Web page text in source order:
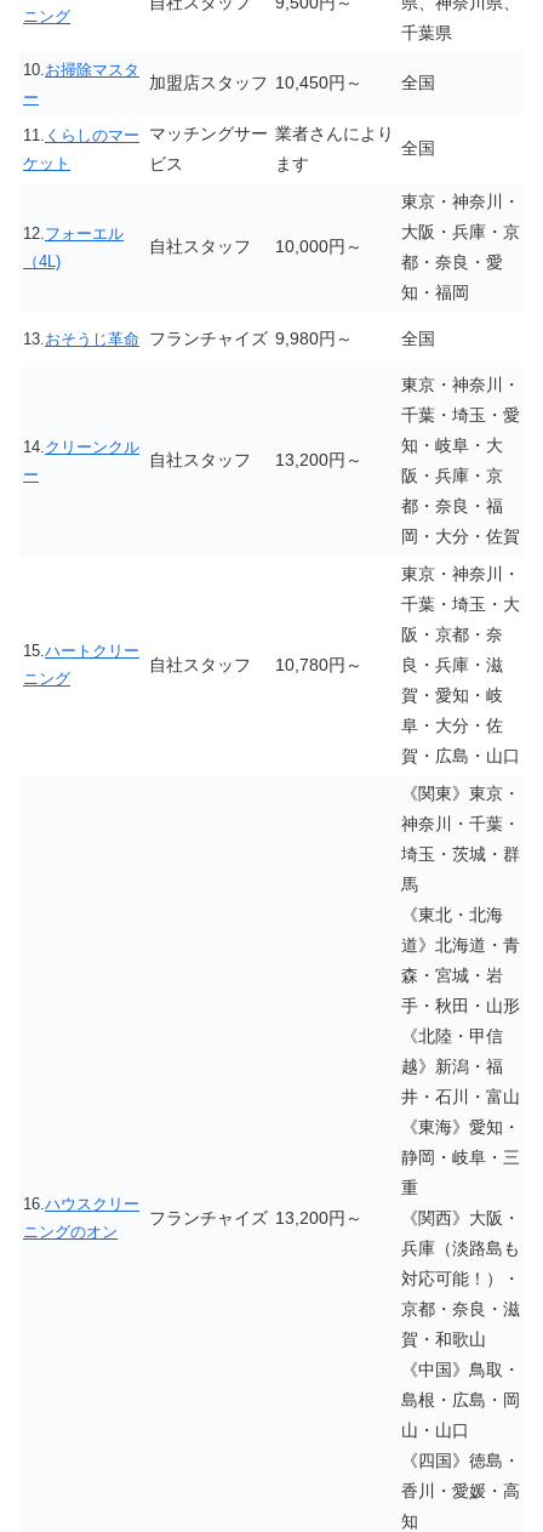
ニング
千葉県
10. お掃除マスタ
ー
加盟店スタッフ 10,450円～ 全国
11. くらしのマー
ケット
マッチングサー
ビス
業者さんにより
ます
全国
12. フォーエル
（4L)
自社スタッフ 10,000円～
東京・神奈川・
大阪・兵庫・京
都・奈良・愛
知・福岡
13. おそうじ革命 フランチャイズ 9,980円～ 全国
14. クリーンクル
ー
自社スタッフ 13,200円～
東京・神奈川・
千葉・埼玉・愛
知・岐阜・大
阪・兵庫・京
都・奈良・福
岡・大分・佐賀
15. ハートクリー
ニング
自社スタッフ 10,780円～
東京・神奈川・
千葉・埼玉・大
阪・京都・奈
良・兵庫・滋
賀・愛知・岐
阜・大分・佐
賀・広島・山口
16. ハウスクリー
ニングのオン
フランチャイズ 13,200円～
《関東》東京・
神奈川・千葉・
埼玉・茨城・群
馬
《東北・北海
道》北海道・青
森・宮城・岩
手・秋田・山形
《北陸・甲信
越》新潟・福
井・石川・富山
《東海》愛知・
静岡・岐阜・三
重
《関西》大阪・
兵庫（淡路島も
対応可能！）・
京都・奈良・滋
賀・和歌山
《中国》鳥取・
島根・広島・岡
山・山口
《四国》徳島・
香川・愛媛・高
知